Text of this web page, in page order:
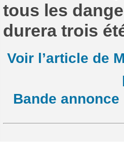
tous les
durera trois
Voir l’article de
Bande annonce